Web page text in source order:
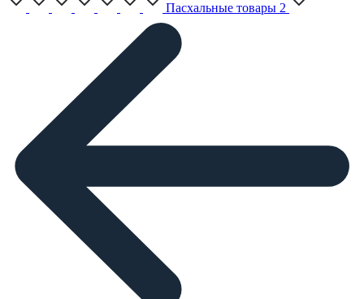
Пасхальные товары 2